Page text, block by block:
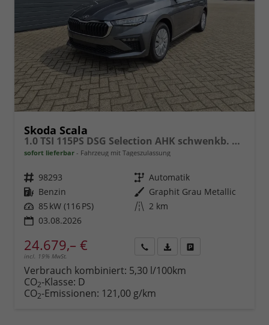
Skoda Scala
1.0 TSI 115PS DSG Selection AHK schwenkb. Klimaautomatik Sitzheizung PDC Rückf.Kamera Apple CarPlay Android Auto
sofort lieferbar Fahrzeug mit Tageszulassung
Fahrzeugnr. 98293 Getriebe Automatik
Kraftstoff Benzin Außenfarbe Graphit Grau Metallic
Leistung 85 kW (116 PS) Kilometerstand 2 km
03.08.2026
24.679,– €
incl. 19% MwSt.
anfordern
Datei,
Verbrauch kombiniert: 5,30 l/100km
CO2-Klasse: D
CO2-Emissionen: 121,00 g/km